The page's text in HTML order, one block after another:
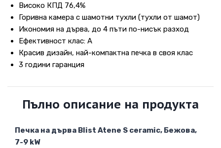
Високо КПД 76,4%
Горивна камера с шамотни тухли (тухли от шамот)
Икономия на дърва, до 4 пъти по-нисък разход
Ефективност клас: А
Красив дизайн, най-компактна печка в своя клас
3 години гаранция
Пълно описание на продукта
Печка на дърва Blist Atene S ceramic, Бежова,
7-9 kW